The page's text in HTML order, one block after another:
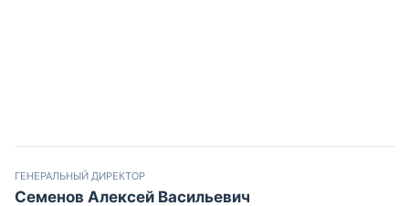
ГЕНЕРАЛЬНЫЙ ДИРЕКТОР
Семенов Алексей Васильевич